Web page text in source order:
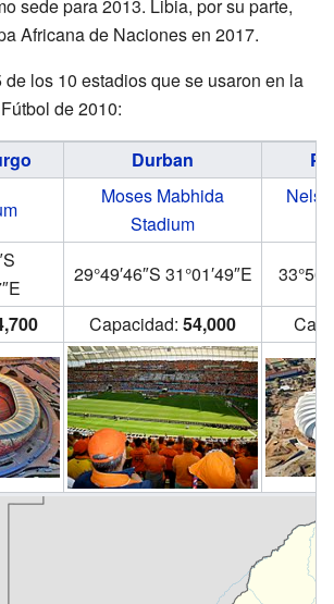
sede para 2013. Libia, por su parte,
Africana de Naciones en 2017.
los 10 estadios que se usaron en la
de 2010:
Durban
Moses Mabhida
Stadium
29°49′46″S 31°01′49″E
Capacidad: 54,000